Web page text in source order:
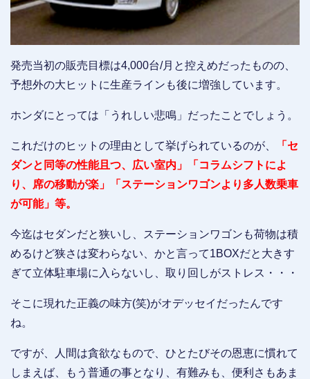
発売当初の販売目標は4,000台/月と控えめだったものの、
予想外の大ヒットに生産ラインも後に増強しています。
ホンダにとっては「うれしい悲鳴」だったことでしょう。
これだけのヒットの理由として挙げられているのが、
「セ
ダンと同等の性能且つ、広い室内」「コラムシフトによ
り、席の移動が楽」「ステーションワゴンより多人数乗車
が可能」等。
今迄はセダンだと狭いし、ステーションワゴンも荷物は積
めるけど狭さは変わらない、かと言って1BOXだと大きす
ぎて立体駐車場に入らないし、取り回しがストレス・・・
そこに現れた正義の味方(笑)がオデッセイだったんです
ね。
ですが、人間は貪欲なもので、ひとたびその恩恵に慣れて
しまえば、もう普通の事となり、有難みも、便利さもあま